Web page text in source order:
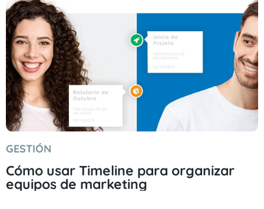
GESTIÓN
Cómo usar Timeline para organizar
equipos de marketing